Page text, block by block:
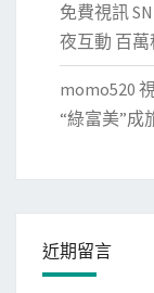
免費視訊
夜互動 百萬
momo520
“綠富美”成
近期留言